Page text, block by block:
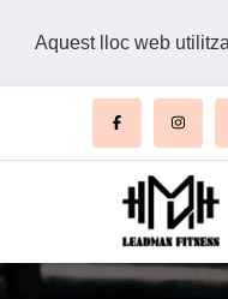
Aquest lloc web